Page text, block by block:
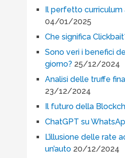
Il perfetto curriculum
04/01/2025
Che significa
Sono veri i benefici
giorno? 25/12/2024
Analisi delle truffe
23/12/2024
Il futuro della
ChatGPT su
L’illusione delle rate
un’auto 20/12/2024